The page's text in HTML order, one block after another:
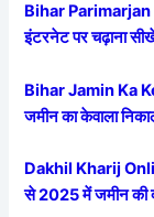
Bihar Parimarjan
इंटरनेट पर चढ़ाना
Bihar Jamin Ka
जमीन का केवाला
Dakhil Kharij
से 2025 में जमीन की